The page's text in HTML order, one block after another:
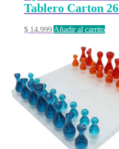
Tablero Carton
$ 14.999 Añadir al carrito